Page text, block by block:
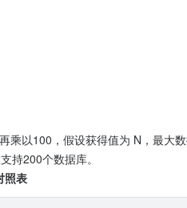
乘以100，假设获得值为 N，最大
持200个数据库。
照表